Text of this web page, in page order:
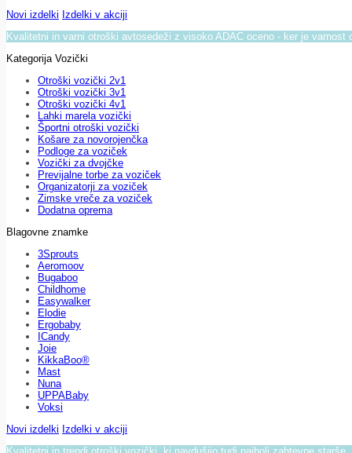
Novi izdelki Izdelki v akciji
Kvalitetni in varni otroški avtosedeži z visoko ADAC oceno - ker je varnost
Kategorija Vozički
Otroški vozički 2v1
Otroški vozički 3v1
Otroški vozički 4v1
Lahki marela vozički
Športni otroški vozički
Košare za novorojenčka
Podloge za voziček
Vozički za dvojčke
Previjalne torbe za voziček
Organizatorji za voziček
Zimske vreče za voziček
Dodatna oprema
Blagovne znamke
3Sprouts
Aeromoov
Bugaboo
Childhome
Easywalker
Elodie
Ergobaby
ICandy
Joie
KikkaBoo®
Mast
Nuna
UPPABaby
Voksi
Novi izdelki Izdelki v akciji